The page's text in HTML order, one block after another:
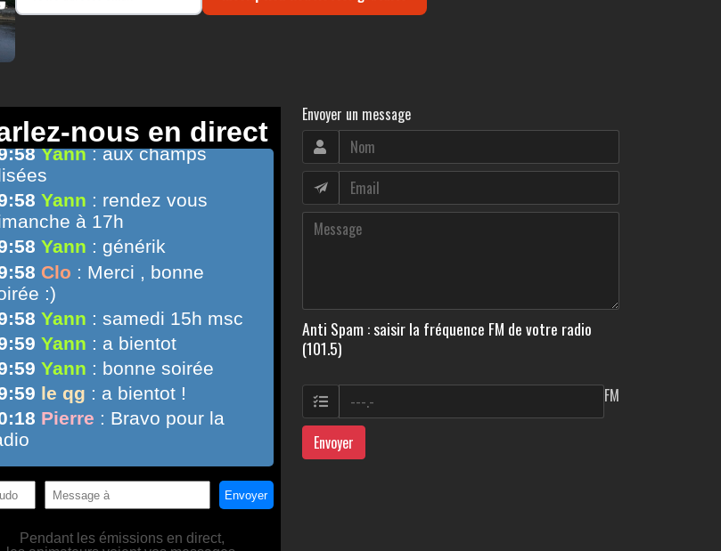
Envoyer un message
Anti Spam : saisir la fréquence FM de votre radio
(101.5)
FM
Envoyer